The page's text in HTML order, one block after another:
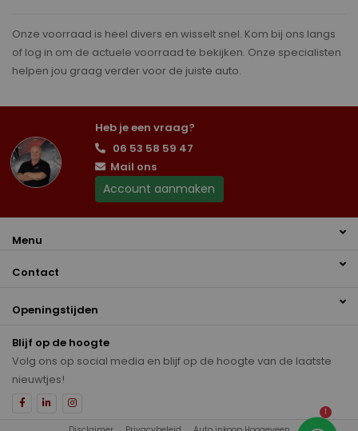
Onze voorraad is heel divers en wisselt snel. Kom bij ons langs
of log in om de actuele voorraad te bekijken. Onze specialisten
helpen jou graag verder voor de juiste auto.
Heb je een vraag?
06 53 58 59 47
Mail ons
Account aanmaken
Menu
Contact
Openingstijden
Blijf op de hoogte
Volg ons op social media en blijf op de hoogte van de laatste
nieuwtjes!
1